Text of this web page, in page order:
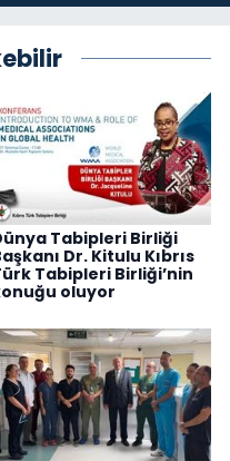
Tabipleri Birliği
Dr. Kitulu Kıbrıs
Tabipleri Birliği’nin
oluyor